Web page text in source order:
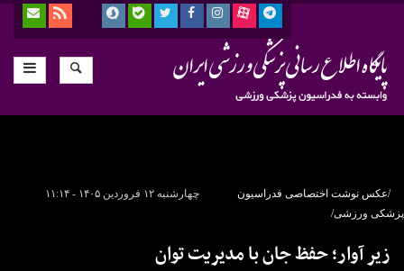
چهارشنبه ۱۲ فروردین ۱۴۰۵ - ۱۱:۱۴
/عکس نوشت اختصاصی فدراسیون
پزشکی ورزشی/
زیر آوار؛ حفظ جان با مدیریت توان